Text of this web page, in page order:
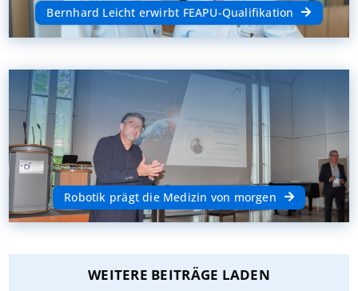
Bernhard Leicht erwirbt FEAPU-Qualifikation
Robotik prägt die Medizin von morgen
WEITERE BEITRÄGE LADEN